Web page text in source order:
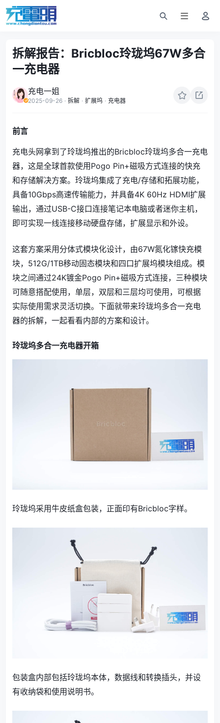
拆解报告：Bricbloc玲珑坞67W多合
一充电器
充电一姐
2025-09-26 · 拆解 · 扩展坞 · 充电器
前言
充电头网拿到了玲珑坞推出的Bricbloc玲珑坞多合一充电
器，这是全球首款使用Pogo Pin+磁吸方式连接的快充
和存储解决方案。玲珑坞集成了充电/存储和拓展功能，
具备10Gbps高速传输能力，并具备4K 60Hz HDMI扩展
输出，通过USB-C接口连接笔记本电脑或者迷你主机，
即可实现一线连接移动硬盘存储，扩展显示和外设。
这套方案采用分体式模块化设计，由67W氮化镓快充模
块，512G/1TB移动固态模块和四口扩展坞模块组成。模
块之间通过24K镀金Pogo Pin+磁吸方式连接，三种模块
可随意搭配使用，单层，双层和三层均可使用，可根据
实际使用需求灵活切换。下面就带来玲珑坞多合一充电
器的拆解，一起看看内部的方案和设计。
玲珑坞多合一充电器开箱
玲珑坞采用牛皮纸盒包装，正面印有Bricbloc字样。
包装盒内部包括玲珑坞本体，数据线和转换插头，并设
有收纳袋和使用说明书。